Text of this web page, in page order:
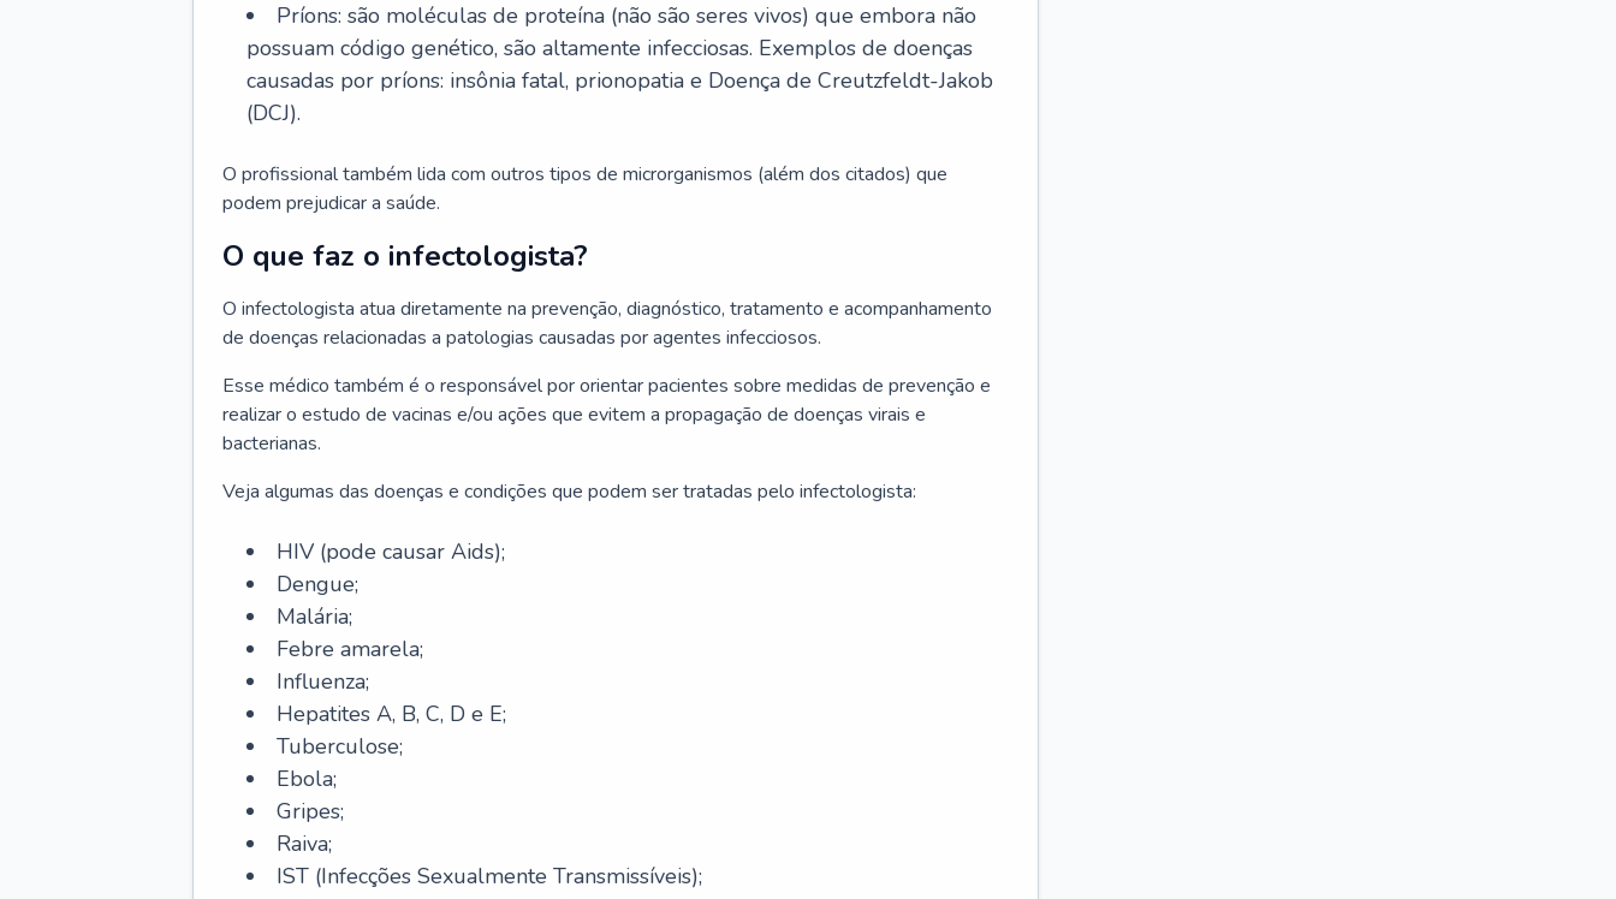
Príons: são moléculas de proteína (não são seres vivos) que embora não
possuam código genético, são altamente infecciosas. Exemplos de doenças
causadas por príons: insônia fatal, prionopatia e Doença de Creutzfeldt-Jakob
(DCJ).
O profissional também lida com outros tipos de microrganismos (além dos citados) que
podem prejudicar a saúde.
O que faz o infectologista?
O infectologista atua diretamente na prevenção, diagnóstico, tratamento e acompanhamento
de doenças relacionadas a patologias causadas por agentes infecciosos.
Esse médico também é o responsável por orientar pacientes sobre medidas de prevenção e
realizar o estudo de vacinas e/ou ações que evitem a propagação de doenças virais e
bacterianas.
Veja algumas das doenças e condições que podem ser tratadas pelo infectologista:
HIV (pode causar Aids);
Dengue;
Malária;
Febre amarela;
Influenza;
Hepatites A, B, C, D e E;
Tuberculose;
Ebola;
Gripes;
Raiva;
IST (Infecções Sexualmente Transmissíveis);